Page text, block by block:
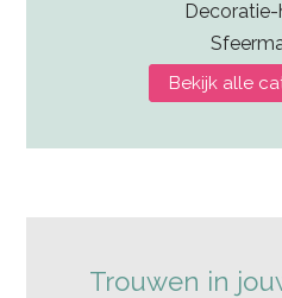
Bekijk alle
Trouwen in